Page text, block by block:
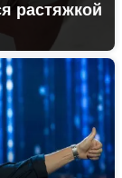
растяжкой